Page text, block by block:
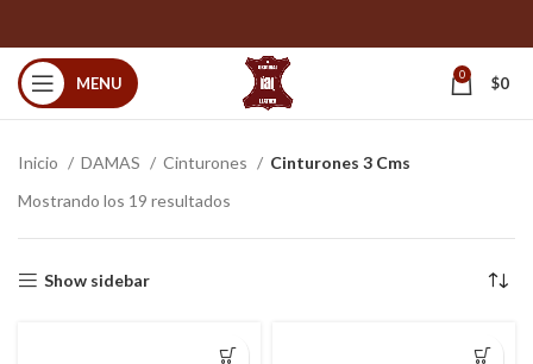
MENU 0 $0
Inicio DAMAS Cinturones
Cinturones 3 Cms
Mostrando los 19 resultados
Show sidebar